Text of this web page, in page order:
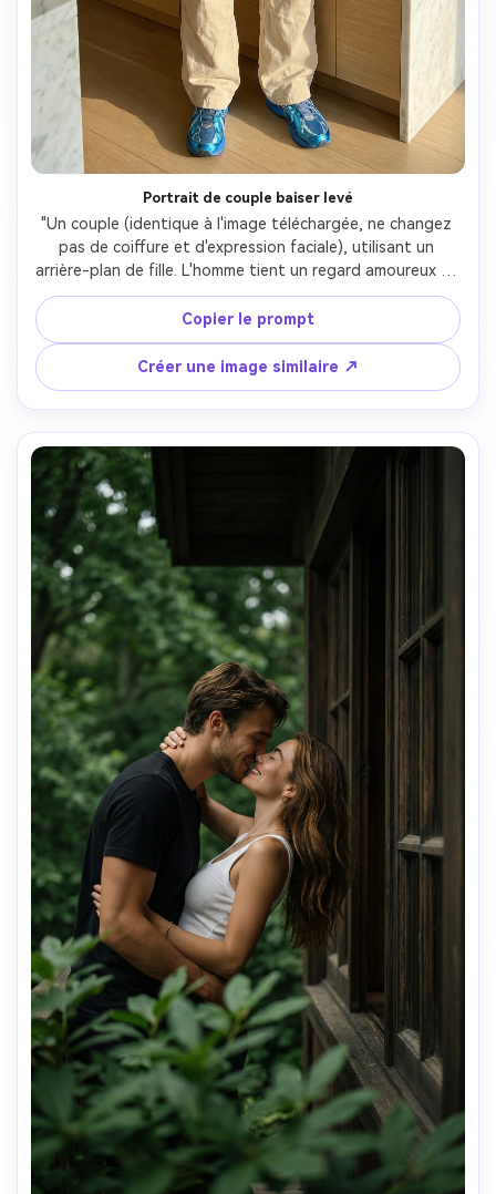
Portrait de couple baiser levé
"Un couple (identique à l'image téléchargée, ne changez
pas de coiffure et d'expression faciale), utilisant un
arrière-plan de fille. L'homme tient un regard amoureux et
la femme porte un sari de la même couleur, qui met
naturellement en valeur la peau grasse de la femme.
L'homme porte un t-shirt noir avec une cargaison ample et
un reflet bleu. Ils regardent la caméra et se tenaient là
avec une fille dans leurs bras et l'embrassaient avec leurs
lèvres.
Copier le prompt
Créer une image similaire ↗